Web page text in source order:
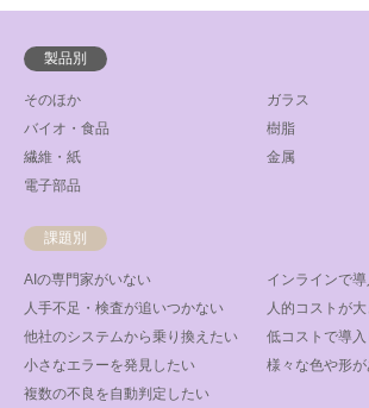
製品別
そのほか
ガラス
バイオ・食品
樹脂
繊維・紙
金属
電子部品
課題別
AIの専門家がいない
インラインで
人手不足・検査が追いつかない
人的コストが
他社のシステムから乗り換えたい
低コストで導
小さなエラーを発見したい
様々な色や形が
複数の不良を自動判定したい